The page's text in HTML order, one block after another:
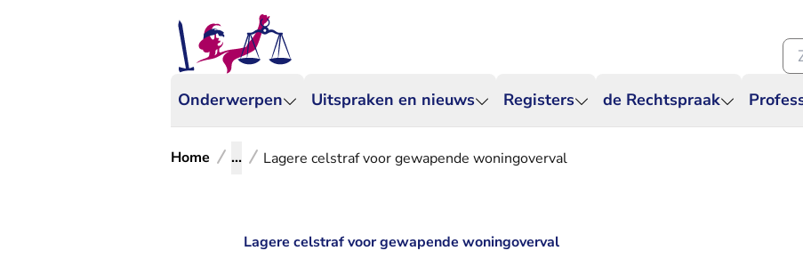
Onderwerpen Uitspraken en nieuws Registers de Rechtspraak
Home ... Lagere celstraf voor gewapende woningoverval
Lagere celstraf voor gewapende woningoverval